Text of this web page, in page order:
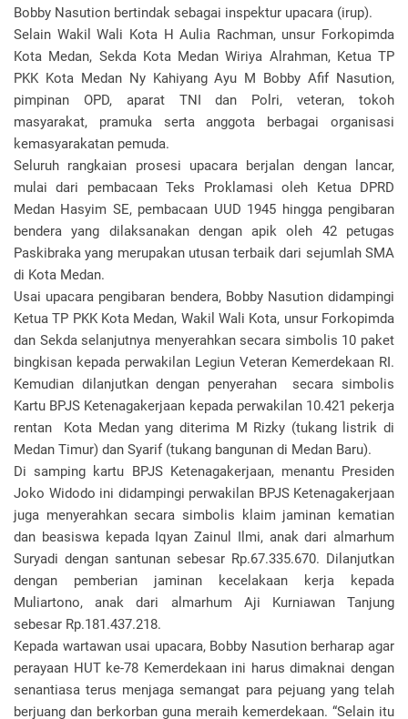
Bobby Nasution bertindak sebagai inspektur upacara (irup).
Selain Wakil Wali Kota H Aulia Rachman, unsur Forkopimda
Kota Medan, Sekda Kota Medan Wiriya Alrahman, Ketua TP
PKK Kota Medan Ny Kahiyang Ayu M Bobby Afif Nasution,
pimpinan OPD, aparat TNI dan Polri, veteran, tokoh
masyarakat, pramuka serta anggota berbagai organisasi
kemasyarakatan pemuda.
Seluruh rangkaian prosesi upacara berjalan dengan lancar,
mulai dari pembacaan Teks Proklamasi oleh Ketua DPRD
Medan Hasyim SE, pembacaan UUD 1945 hingga pengibaran
bendera yang dilaksanakan dengan apik oleh 42 petugas
Paskibraka yang merupakan utusan terbaik dari sejumlah SMA
di Kota Medan.
Usai upacara pengibaran bendera, Bobby Nasution didampingi
Ketua TP PKK Kota Medan, Wakil Wali Kota, unsur Forkopimda
dan Sekda selanjutnya menyerahkan secara simbolis 10 paket
bingkisan kepada perwakilan Legiun Veteran Kemerdekaan RI.
Kemudian dilanjutkan dengan penyerahan secara simbolis
Kartu BPJS Ketenagakerjaan kepada perwakilan 10.421 pekerja
rentan Kota Medan yang diterima M Rizky (tukang listrik di
Medan Timur) dan Syarif (tukang bangunan di Medan Baru).
Di samping kartu BPJS Ketenagakerjaan, menantu Presiden
Joko Widodo ini didampingi perwakilan BPJS Ketenagakerjaan
juga menyerahkan secara simbolis klaim jaminan kematian
dan beasiswa kepada Iqyan Zainul Ilmi, anak dari almarhum
Suryadi dengan santunan sebesar Rp.67.335.670. Dilanjutkan
dengan pemberian jaminan kecelakaan kerja kepada
Muliartono, anak dari almarhum Aji Kurniawan Tanjung
sebesar Rp.181.437.218.
Kepada wartawan usai upacara, Bobby Nasution berharap agar
perayaan HUT ke-78 Kemerdekaan ini harus dimaknai dengan
senantiasa terus menjaga semangat para pejuang yang telah
berjuang dan berkorban guna meraih kemerdekaan. “Selain itu